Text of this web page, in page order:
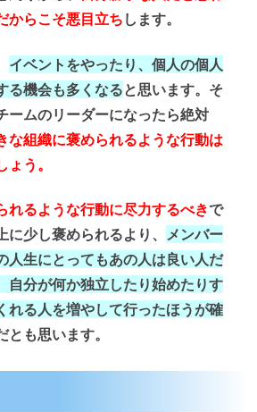
からこそ悪目立ち します。
イベントをやったり、個人の個人
る機会も多くなると思います。そ
ームのリーダーになったら絶対
な組織に褒められるような行動は
う。
れるような行動に尽力するべきで
少し褒められるより、 メンバー
人生にとってもあの人は良い人だ
自分が何か独立したり始めたりす
れる人を増やして行ったほうが確
とも思います。